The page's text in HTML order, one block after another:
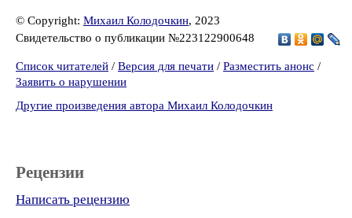
© Copyright: Михаил Колодочкин, 2023
Свидетельство о публикации №223122900648
Список читателей / Версия для печати / Разместить анонс /
Заявить о нарушении
Другие произведения автора Михаил Колодочкин
Рецензии
Написать рецензию